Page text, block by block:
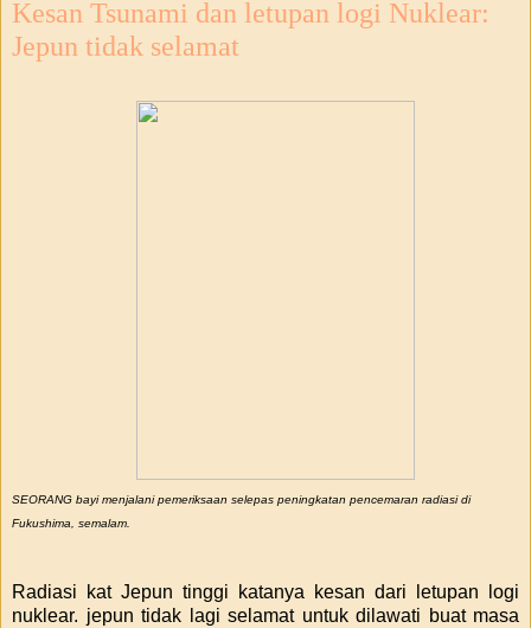
Kesan Tsunami dan letupan logi Nuklear:
Jepun tidak selamat
SEORANG bayi menjalani pemeriksaan selepas peningkatan pencemaran radiasi di
Fukushima, semalam.
Radiasi kat Jepun tinggi katanya kesan dari letupan logi
nuklear. jepun tidak lagi selamat untuk dilawati buat masa